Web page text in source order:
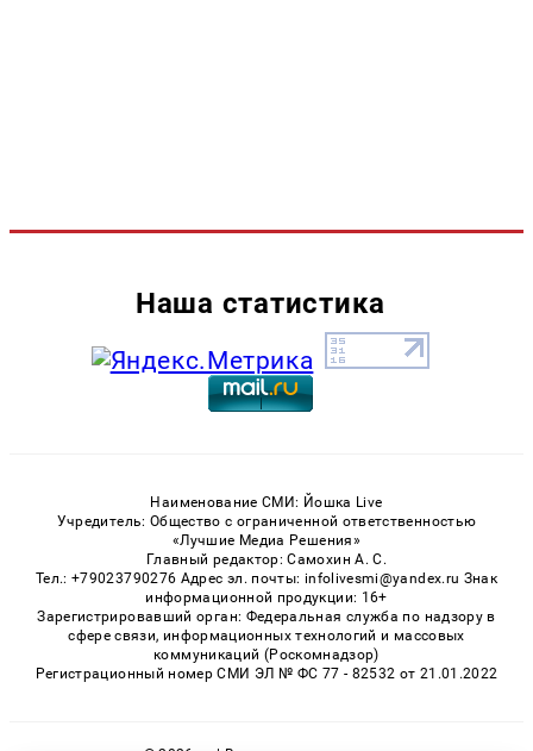
Наша статистика
Наименование СМИ: Йошка Live
Учредитель: Общество с ограниченной ответственностью
«Лучшие Медиа Решения»
Главный редактор: Самохин А. С.
Тел.: +79023790276 Адрес эл. почты: infolivesmi@yandex.ru Знак
информационной продукции: 16+
Зарегистрировавший орган: Федеральная служба по надзору в
сфере связи, информационных технологий и массовых
коммуникаций (Роскомнадзор)
Регистрационный номер СМИ ЭЛ № ФС 77 - 82532 от 21.01.2022